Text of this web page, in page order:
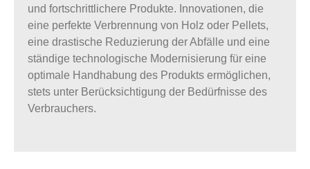
und fortschrittlichere Produkte. Innovationen, die
eine perfekte Verbrennung von Holz oder Pellets,
eine drastische Reduzierung der Abfälle und eine
ständige technologische Modernisierung für eine
optimale Handhabung des Produkts ermöglichen,
stets unter Berücksichtigung der Bedürfnisse des
Verbrauchers.